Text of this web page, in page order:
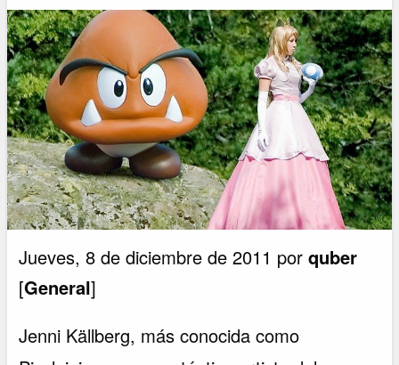
Jueves, 8 de diciembre de 2011 porquber
[General]
Jenni Källberg, más conocida como